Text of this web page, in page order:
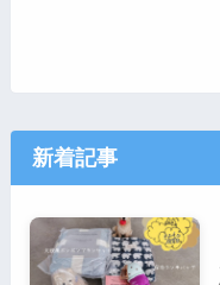
新着記事